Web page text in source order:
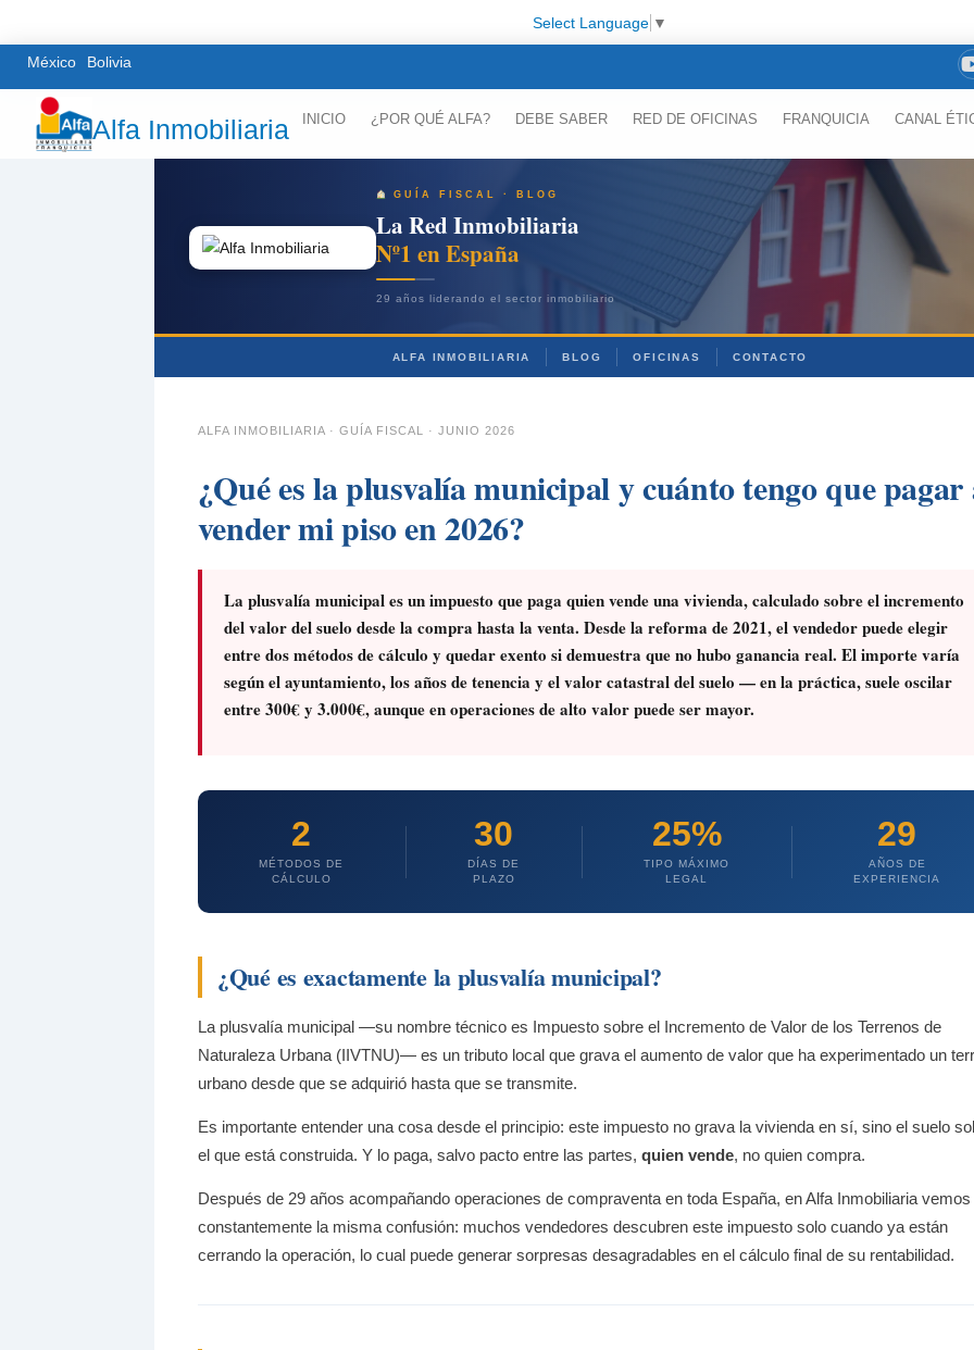
Select Language ▼
México Bolivia
Alfa Inmobiliaria INICIO ¿POR QUÉ ALFA? DEBE SABER RED DE OFICINAS FRANQUICIA CANAL
GUÍA FISCAL · BLOG
La Red Inmobiliaria
Nº1 en España
29 años liderando el sector inmobiliario
ALFA INMOBILIARIA BLOG OFICINAS CONTACTO
ALFA INMOBILIARIA · GUÍA FISCAL · JUNIO 2026
¿Qué es la plusvalía municipal y cuánto tengo que pagar
vender mi piso en 2026?
La plusvalía municipal es un impuesto que paga quien vende una vivienda, calculado sobre el incremento
del valor del suelo desde la compra hasta la venta. Desde la reforma de 2021, el vendedor puede elegir
entre dos métodos de cálculo y quedar exento si demuestra que no hubo ganancia real. El importe varía
según el ayuntamiento, los años de tenencia y el valor catastral del suelo — en la práctica, suele oscilar
entre 300€ y 3.000€, aunque en operaciones de alto valor puede ser mayor.
2
MÉTODOS DE
CÁLCULO
30
DÍAS DE
PLAZO
25%
TIPO MÁXIMO
LEGAL
29
AÑOS DE
EXPERIENCIA
¿Qué es exactamente la plusvalía municipal?
La plusvalía municipal —su nombre técnico es Impuesto sobre el Incremento de Valor de los Terrenos de
Naturaleza Urbana (IIVTNU)— es un tributo local que grava el aumento de valor que ha experimentado un
urbano desde que se adquirió hasta que se transmite.
Es importante entender una cosa desde el principio: este impuesto no grava la vivienda en sí, sino el suelo
el que está construida. Y lo paga, salvo pacto entre las partes, quien vende, no quien compra.
Después de 29 años acompañando operaciones de compraventa en toda España, en Alfa Inmobiliaria vemos
constantemente la misma confusión: muchos vendedores descubren este impuesto solo cuando ya están
cerrando la operación, lo cual puede generar sorpresas desagradables en el cálculo final de su rentabilidad.